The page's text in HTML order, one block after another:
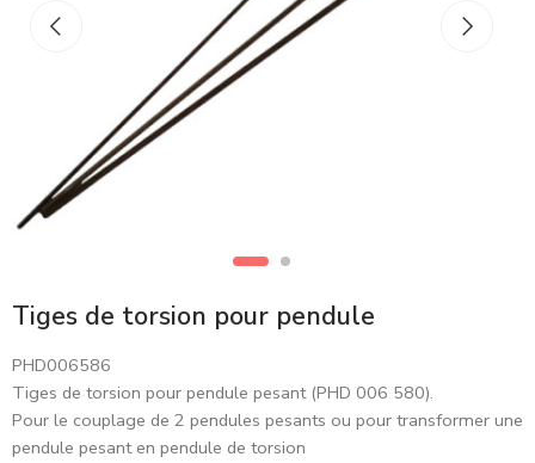
Tiges de torsion pour pendule
PHD006586
Tiges de torsion pour pendule pesant (PHD 006 580).
Pour le couplage de 2 pendules pesants ou pour transformer une
pendule pesant en pendule de torsion